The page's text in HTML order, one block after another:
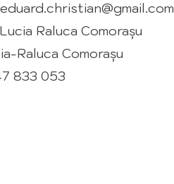
Raluca Comorașu
Raluca Comorașu
833 053